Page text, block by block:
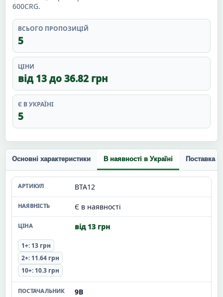
600CRG.
ВСЬОГО ПРОПОЗИЦІЙ
5
ЦІНИ
від 13 до 36.82 грн
Є В УКРАЇНІ
5
Основні характеристики В наявності в Україні Поставка
BTA12
Є в наявності
від 13 грн
1+: 13 грн
2+: 11.64 грн
10+: 10.3 грн
9В